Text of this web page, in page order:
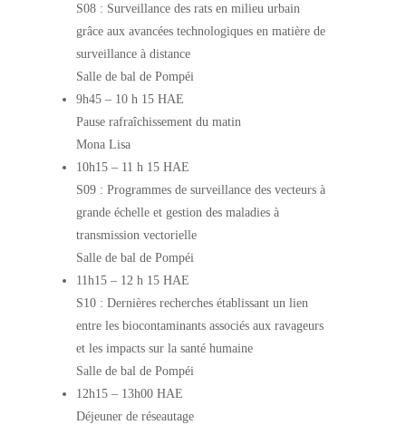
S08 : Surveillance des rats en milieu urbain
grâce aux avancées technologiques en matière de
surveillance à distance
Salle de bal de Pompéi
9h45 – 10 h 15 HAE
Pause rafraîchissement du matin
Mona Lisa
10h15 – 11 h 15 HAE
S09 : Programmes de surveillance des vecteurs à
grande échelle et gestion des maladies à
transmission vectorielle
Salle de bal de Pompéi
11h15 – 12 h 15 HAE
S10 : Dernières recherches établissant un lien
entre les biocontaminants associés aux ravageurs
et les impacts sur la santé humaine
Salle de bal de Pompéi
12h15 – 13h00 HAE
Déjeuner de réseautage